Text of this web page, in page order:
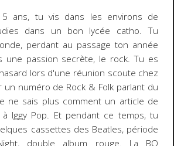
ans, tu vis dans les environs de
dans un bon lycée catho. Tu
perdant au passage ton année
une passion secrète, le rock. Tu es
lors d'une réunion scoute chez
numéro de Rock & Folk parlant du
ne sais plus comment un article de
Iggy Pop. Et pendant ce temps, tu
cassettes des Beatles, période
double album rouge. La BO